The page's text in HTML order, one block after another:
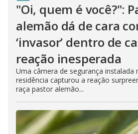
"Oi, quem é você?":
alemão dá de cara
‘invasor’ dentro de
reação inesperada
Uma câmera de segurança instalada
residência capturou a reação
raça pastor alemão...